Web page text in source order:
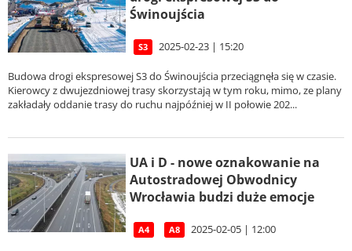
Świnoujścia
S3 2025-02-23 | 15:20
Budowa drogi ekspresowej S3 do Świnoujścia przeciągnęła się w czasie.
Kierowcy z dwujezdniowej trasy skorzystają w tym roku, mimo, ze plany
zakładały oddanie trasy do ruchu najpóźniej w II połowie 202...
UA i D - nowe oznakowanie na
Autostradowej Obwodnicy
Wrocławia budzi duże emocje
A4 A8 2025-02-05 | 12:00